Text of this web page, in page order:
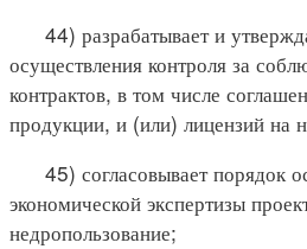
44) разрабатывает и
осуществления контроля за
контрактов, в том числе
продукции, и (или) лицензий на
45) согласовывает порядок
экономической экспертизы
недропользование;